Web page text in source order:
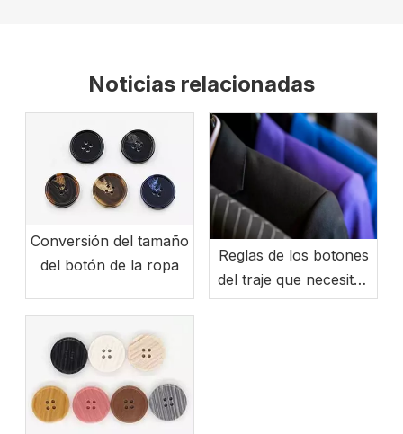
Noticias relacionadas
Conversión del tamaño
del botón de la ropa
Reglas de los botones
del traje que necesitas
saber